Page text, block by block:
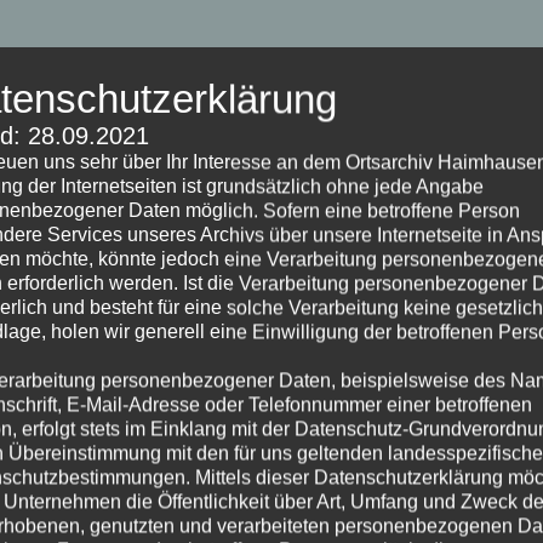
Fragen, die uns häufig gestellt
Sie Antworten auf die häufigsten Fragen von
dieser Website. Falls Sie zu Ihrer Fragen keine
Seite finden, senden Sie uns eine E-Mail
28.09.2021
uns sehr über Ihr Interesse an dem Ortsarchiv
der Internetseiten ist grundsätzlich ohne jede Angabe
Daten möglich. Sofern eine betroffene Person
Services unseres Archivs über unsere Internetseite in
möchte, könnte jedoch eine Verarbeitung
erforderlich werden. Ist die Verarbeitung personenbezogener
und besteht für eine solche Verarbeitung keine
holen wir generell eine Einwilligung der betroffenen
personenbezogener Daten, beispielsweise des
E-Mail-Adresse oder Telefonnummer einer betroffenen
erfolgt stets im Einklang mit der Datenschutz-
Übereinstimmung mit den für uns geltenden
Mittels dieser Datenschutzerklärung
Unternehmen die Öffentlichkeit über Art, Umfang und Zweck
genutzten und verarbeiteten personenbezogenen